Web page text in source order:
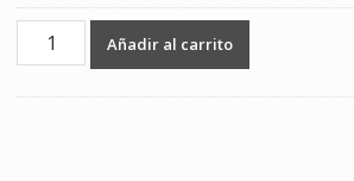
Batería
Añadir al carrito